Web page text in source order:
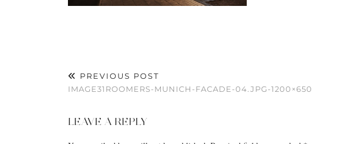
PREVIOUS POST
IMAGE31ROOMERS-MUNICH-FACADE-04.JPG-1200×650
LEAVE A REPLY